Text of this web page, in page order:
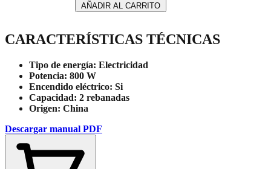
AÑADIR AL CARRITO
CARACTERÍSTICAS TÉCNICAS
Tipo de energía: Electricidad
Potencia: 800 W
Encendido eléctrico: Si
Capacidad: 2 rebanadas
Origen: China
Descargar manual PDF